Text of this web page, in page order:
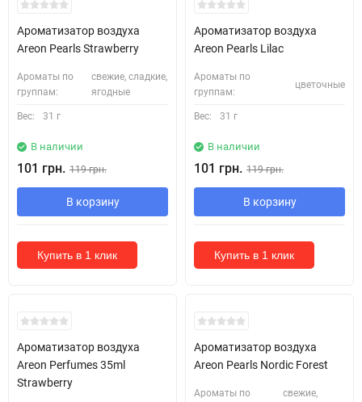
Ароматизатор воздуха
Areon Pearls Strawberry
Ароматы по
группам:
свежие, сладкие,
ягодные
Вес: 31 г
В наличии
101 грн. 119 грн.
В корзину
Купить в 1 клик
Ароматизатор воздуха
Areon Pearls Lilac
Ароматы по
группам:
цветочные
Вес: 31 г
В наличии
101 грн. 119 грн.
В корзину
Купить в 1 клик
Ароматизатор воздуха
Areon Perfumes 35ml
Strawberry
Ароматизатор воздуха
Areon Pearls Nordic Forest
Ароматы по
свежие,